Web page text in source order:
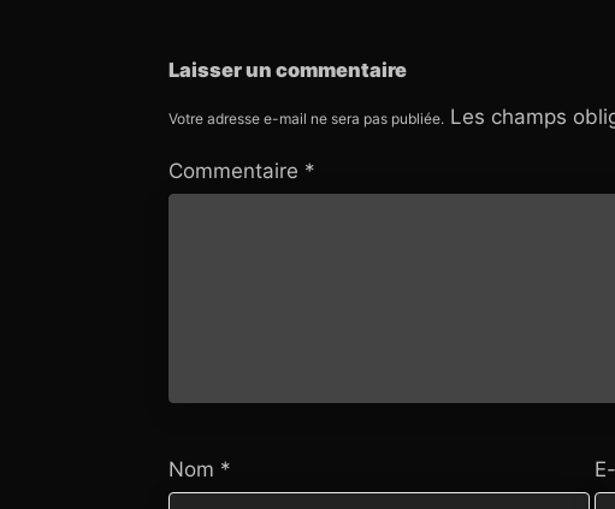
Laisser un commentaire
Votre adresse e-mail ne sera pas publiée. Les champs
Commentaire *
Nom *